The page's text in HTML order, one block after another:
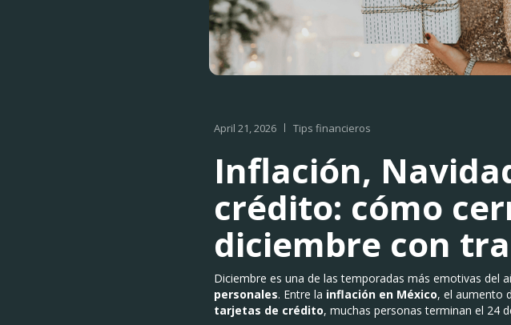
April 21, 2026 Tips financieros
Inflación,
crédito: cómo
diciembre con
Diciembre es una de las temporadas más emotivas del
personales. Entre la inflación en México, el aumento
tarjetas de crédito, muchas personas terminan el 24